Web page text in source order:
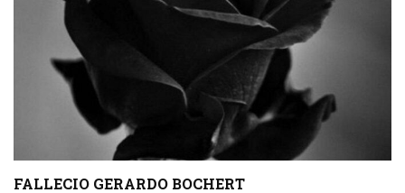
FALLECIO GERARDO BOCHERT